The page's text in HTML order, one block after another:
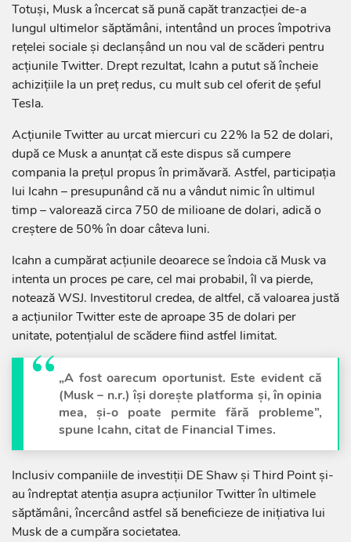
Totuşi, Musk a încercat să pună capăt tranzacţiei de-a
lungul ultimelor săptămâni, intentând un proces împotriva
reţelei sociale şi declanşând un nou val de scăderi pentru
acţiunile Twitter. Drept rezultat, Icahn a putut să încheie
achiziţiile la un preţ redus, cu mult sub cel oferit de şeful
Tesla.
Acţiunile Twitter au urcat miercuri cu 22% la 52 de dolari,
după ce Musk a anunţat că este dispus să cumpere
compania la preţul propus în primăvară. Astfel, participaţia
lui Icahn – presupunând că nu a vândut nimic în ultimul
timp – valorează circa 750 de milioane de dolari, adică o
creştere de 50% în doar câteva luni.
Icahn a cumpărat acţiunile deoarece se îndoia că Musk va
intenta un proces pe care, cel mai probabil, îl va pierde,
notează WSJ. Investitorul credea, de altfel, că valoarea justă
a acţiunilor Twitter este de aproape 35 de dolari per
unitate, potenţialul de scădere fiind astfel limitat.
„A fost oarecum oportunist. Este evident că
(Musk – n.r.) îşi doreşte platforma şi, în opinia
mea, şi-o poate permite fără probleme”,
spune Icahn, citat de Financial Times.
Inclusiv companiile de investiţii DE Shaw şi Third Point şi-
au îndreptat atenţia asupra acţiunilor Twitter în ultimele
săptămâni, încercând astfel să beneficieze de iniţiativa lui
Musk de a cumpăra societatea.